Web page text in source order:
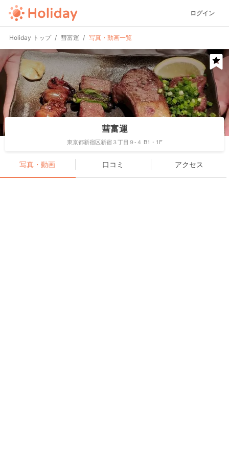
ログイン
Holiday トップ 彗富運 写真・動画一覧
彗富運
東京都新宿区新宿３丁目９-４ B1・1F
写真・動画 口コミ アクセス